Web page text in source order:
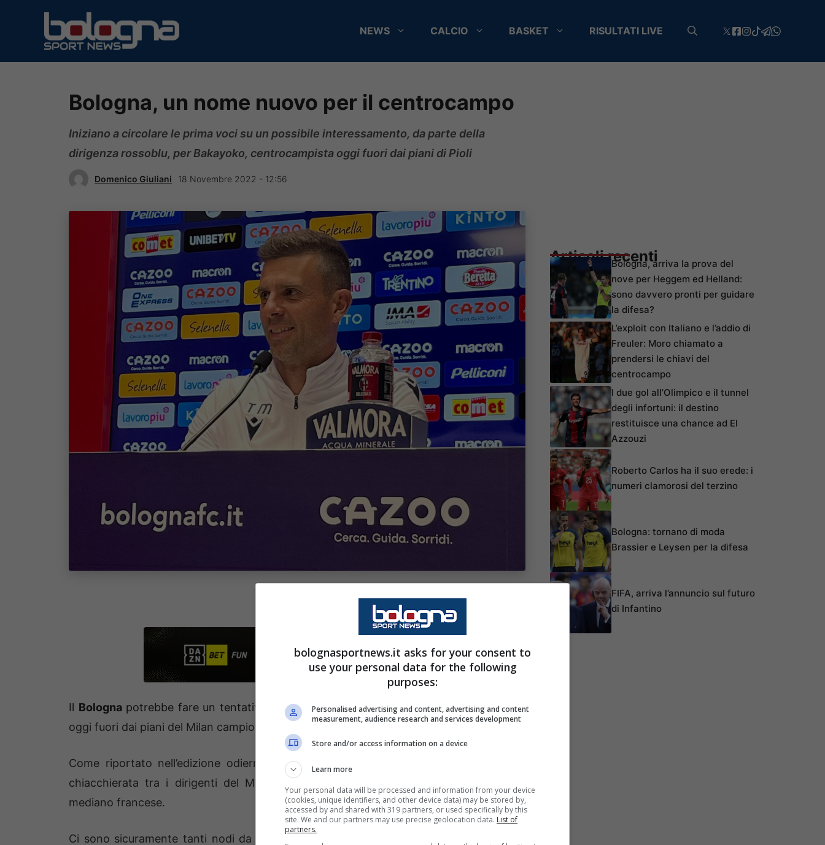
contenuto
NEWS CALCIO BASKET RISULTATI LIVE
Bologna, un nome nuovo per il centrocampo
Iniziano a circolare le prima voci su un possibile interessamento, da parte della
dirigenza rossoblu, per Bakayoko, centrocampista oggi fuori dai piani di Pioli
Domenico Giuliani 18 Novembre 2022 - 12:56
Il Bolognapotrebbe fare un tentativo perTiemouéBakayoko, centrocampista 28enne
oggi fuori dai piani del Milan campione d’Italia.
Come riportato nell’edizione odierna delResto del Carlino
chiacchierata tra i dirigenti del Milan e quelli rossoblu per capire la situazione del
mediano francese.
Ci sono sicuramente tanti nodi da sciogliere, primo fra tutti quello dell’ingaggio, dato
Articoli recentiBologna, arriva la prova del
nove per Heggem ed Helland:
sono davvero pronti per guidare
la difesa?
L’exploit con Italiano e l’addio di
Freuler: Moro chiamato a
prendersi le chiavi del
centrocampo
I due gol all’Olimpico e il tunnel
degli infortuni: il destino
restituisce una chance ad El
Azzouzi
Roberto Carlos ha il suo erede: i
numeri clamorosi del terzino
Bologna: tornano di moda
Brassier e Leysen per la difesa
FIFA, arriva l’annuncio sul futuro
di Infantino
bolognasportnews.it asks for your consent to
use your personal data for the following
purposes:
Personalised advertising and content, advertising and content
measurement, audience research and services development
Store and/or access information on a device
Learn more
Your personal data will be processed and information from your device
(cookies, unique identifiers, and other device data) may be stored by,
accessed by and shared with 319 partners, or used specifically by this
site. We and our partners may use precise geolocation data. List of
partners.